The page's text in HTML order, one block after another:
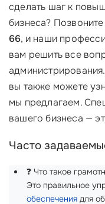
сделать шаг к
бизнеса?
66, и наши
вам решить все
вы также можете
мы предлагаем.
вашего бизнеса —
Часто
❓ Что такое
Это правильное
обеспечения для